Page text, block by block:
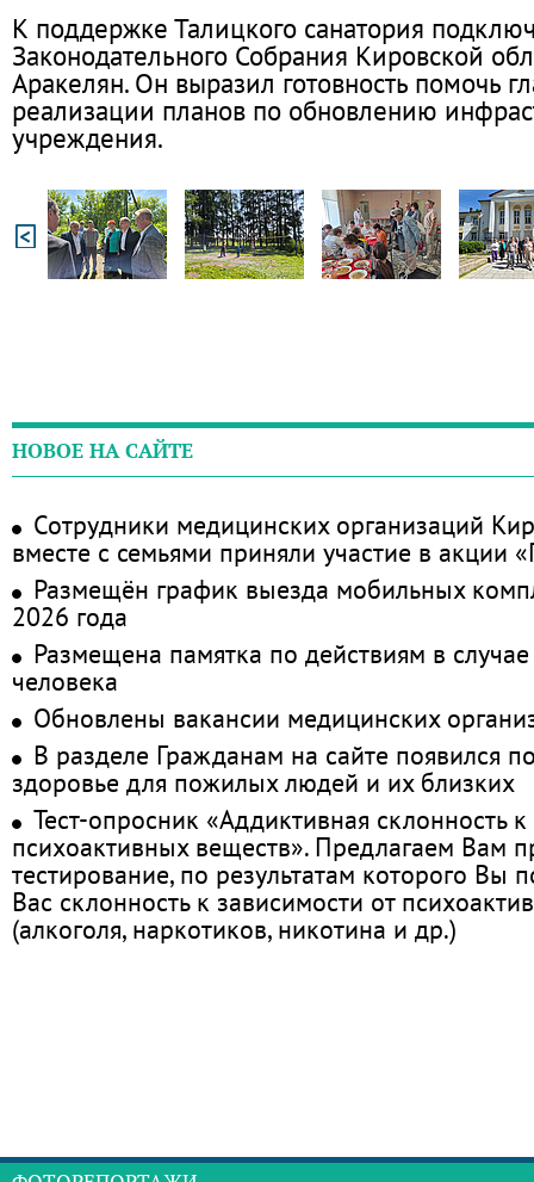
К поддержке Талицкого санатория
Законодательного Собрания Кировской
Аракелян. Он выразил готовность помочь
реализации планов по обновлению
учреждения.
НОВОЕ НА САЙТЕ
Сотрудники медицинских организаций
вместе с семьями приняли участие в акции
Размещён график выезда мобильных
2026 года
Размещена памятка по действиям в
человека
Обновлены вакансии медицинских
В разделе Гражданам на сайте появился
здоровье для пожилых людей и их близких
Тест-опросник «Аддиктивная склонность
психоактивных веществ». Предлагаем Вам
тестирование, по результатам которого Вы
Вас склонность к зависимости от
(алкоголя, наркотиков, никотина и др.)